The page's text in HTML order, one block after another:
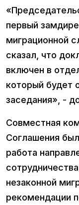
первый
миграционной
сказал, что
включен в
который будет
заседания», -
Совместная
Соглашения
работа
незаконной
рекомендации